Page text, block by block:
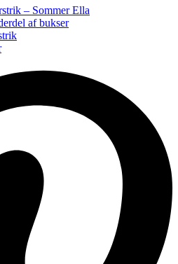
– Sommer Ella
af bukser